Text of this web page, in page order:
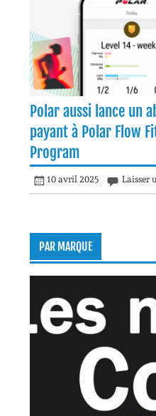
Polar aussi lance un
payant à Polar Flow
Program
10 avril 2025 Laisser
PAR MARQUE